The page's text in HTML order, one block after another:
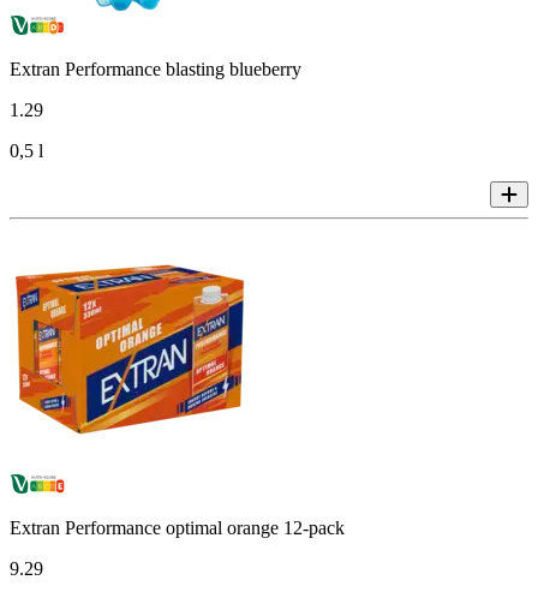
Extran Performance blasting blueberry
1.29
0,5 l
Extran Performance optimal orange 12-pack
9.29